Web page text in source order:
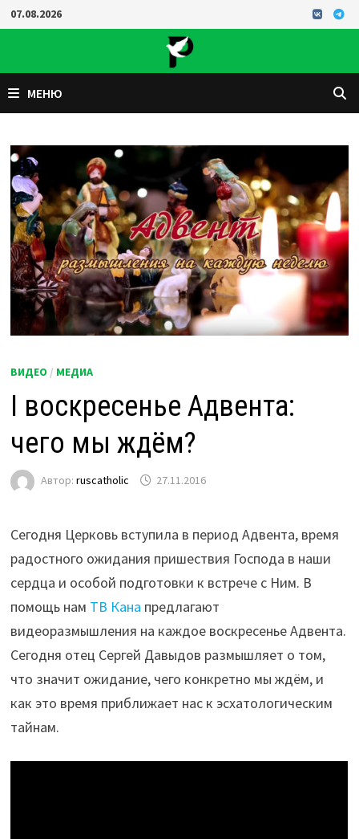
Перейти
к
07.08.2026
МЕНЮ
ВИДЕО / МЕДИА
I воскресенье Адвента:
чего мы ждём?
Автор:ruscatholic 27.11.2016
Сегодня Церковь вступила в период Адвента, время
радостного ожидания пришествия Господа в наши
сердца и особой подготовки к встрече с Ним. В
помощь нам ТВ Кана предлагают
видеоразмышления на каждое воскресенье Адвента.
Сегодня отец Сергей Давыдов размышляет о том,
что значит ожидание, чего конкретно мы ждём, и
как это время приближает нас к эсхатологическим
тайнам.